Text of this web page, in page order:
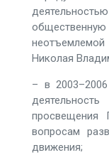
Николая
– в
просвещения
вопросам
движения;